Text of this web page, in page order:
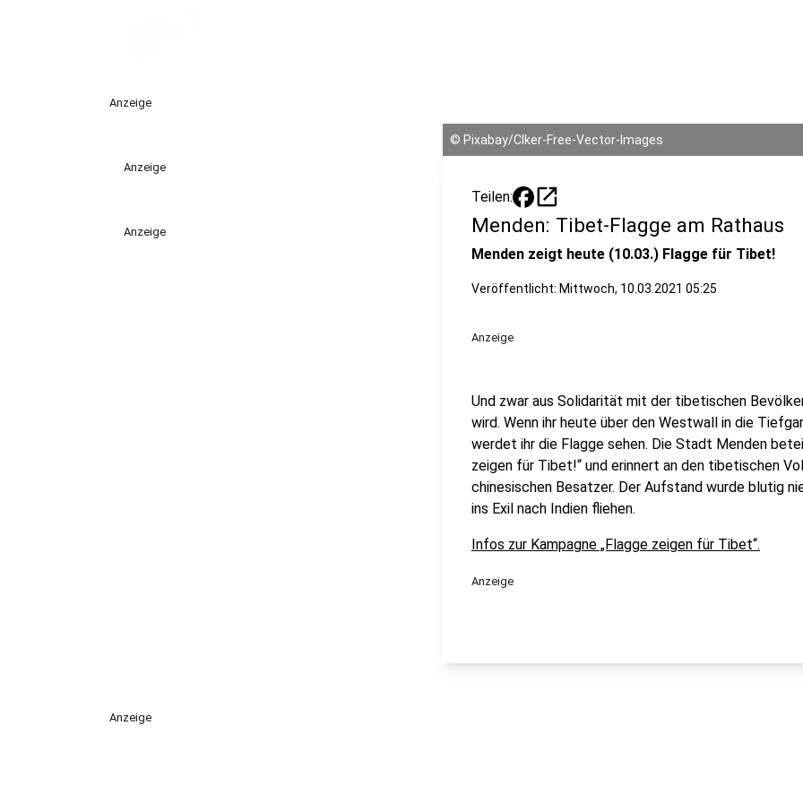
Anzeige
Anzeige
Anzeige
© Pixabay/Clker-Free-Vector-Images
Teilen: open_in_new
Menden: Tibet-Flagge am Rathaus
Menden zeigt heute (10.03.) Flagge für Tibet!
Veröffentlicht: Mittwoch, 10.03.2021 05:25
Anzeige
Und zwar aus Solidarität mit der tibetischen
wird. Wenn ihr heute über den Westwall in die
werdet ihr die Flagge sehen. Die Stadt Menden
zeigen für Tibet!“ und erinnert an den tibetischen
chinesischen Besatzer. Der Aufstand wurde blutig
ins Exil nach Indien fliehen.
Infos zur Kampagne „Flagge zeigen für Tibet“.
Anzeige
Anzeige